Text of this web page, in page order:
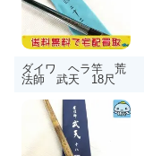
ダイワ ヘラ竿 荒
法師 武天 18尺